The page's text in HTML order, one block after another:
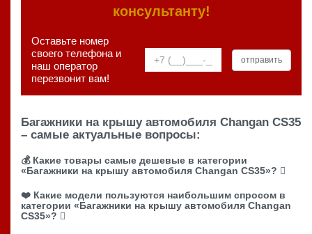
консультанту!
Оставьте номер
своего телефона и
наш оператор
перезвонит вам!
Багажники на крышу автомобиля Changan CS35
– самые актуальные вопросы:
💰 Какие товары самые дешевые в категории
«Багажники на крышу автомобиля Changan CS35»?
❤️ Какие модели пользуются наибольшим спросом в
категории «Багажники на крышу автомобиля Changan
CS35»?